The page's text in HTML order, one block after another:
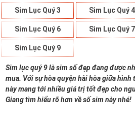
Sim Lục Quý 3 Sim Lục Quý 4
Sim Lục Quý 6 Sim Lục Quý 7
Sim Lục Quý 9
Sim lục quý 9 là sim số đẹp đang được
mua. Với sự hòa quyện hài hòa giữa hình
này mang tới nhiều giá trị tốt đẹp cho
Giang tìm hiểu rõ hơn về số sim này nhé!